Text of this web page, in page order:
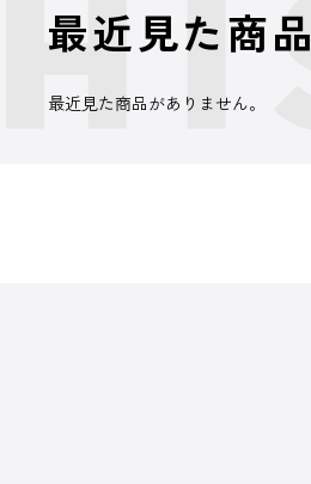
最近見た商品
最近見た商品がありません。